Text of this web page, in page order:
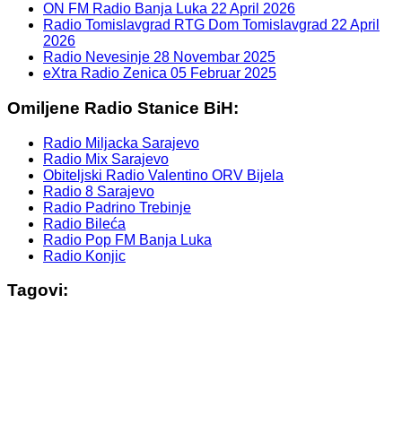
ON FM Radio Banja Luka 22 April 2026
Radio Tomislavgrad RTG Dom Tomislavgrad 22 April
2026
Radio Nevesinje 28 Novembar 2025
eXtra Radio Zenica 05 Februar 2025
Omiljene Radio Stanice BiH:
Radio Miljacka Sarajevo
Radio Mix Sarajevo
Obiteljski Radio Valentino ORV Bijela
Radio 8 Sarajevo
Radio Padrino Trebinje
Radio Bileća
Radio Pop FM Banja Luka
Radio Konjic
Tagovi: